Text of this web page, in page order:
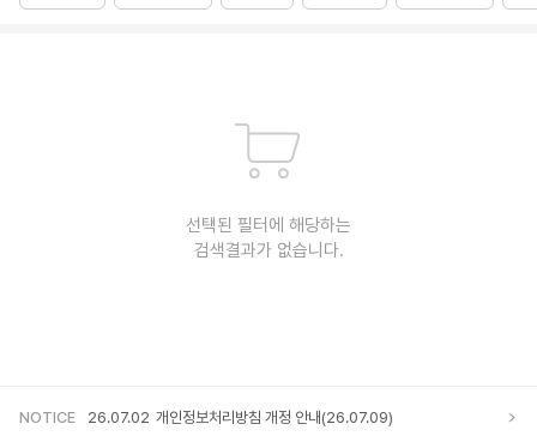
선택된 필터에 해당하는
검색결과가 없습니다.
NOTICE 26.07.02 개인정보처리방침 개정 안내(26.07.09)